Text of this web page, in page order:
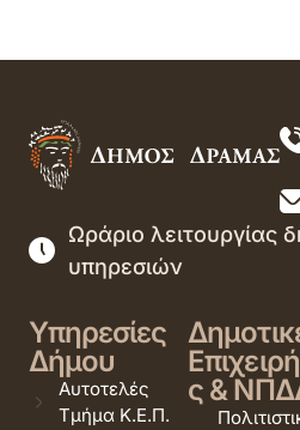
Ωράριο λειτουργίας
υπηρεσιών
Υπηρεσίες
Δήμου
Αυτοτελές
Τμήμα Κ.Ε.Π.
ς &